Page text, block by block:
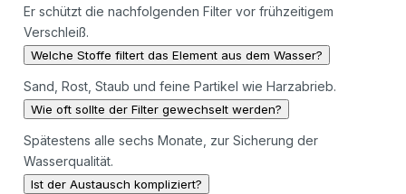
Er schützt die nachfolgenden Filter vor frühzeitigem
Verschleiß.
Welche Stoffe filtert das Element aus dem Wasser?
Sand, Rost, Staub und feine Partikel wie Harzabrieb.
Wie oft sollte der Filter gewechselt werden?
Spätestens alle sechs Monate, zur Sicherung der
Wasserqualität.
Ist der Austausch kompliziert?